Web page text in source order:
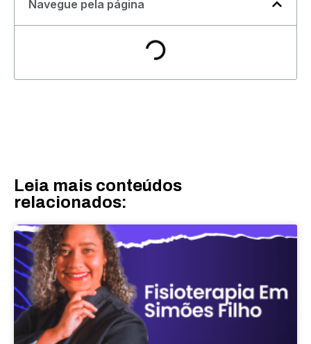
Navegue pela página
Leia mais conteúdos
relacionados: